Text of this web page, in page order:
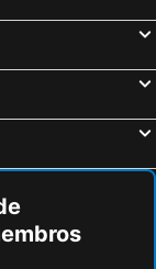
and breakfasts
bed and breakfasts